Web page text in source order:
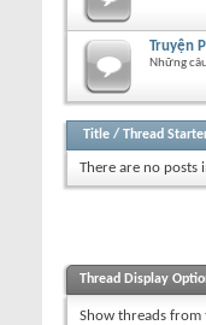
Truyện
Những
Title / Thread
There are no posts
Thread Display
Show threads from